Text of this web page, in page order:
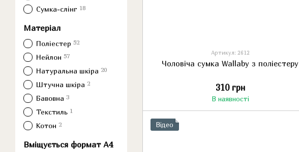
Артикул: 2612
Чоловіча сумка Wallaby з поліестеру
310 грн
В наявності
Відео
Сумка-слінг 18
Матеріал
Поліестер 52
Нейлон 57
Натуральна шкіра 20
Штучна шкіра 2
Бавовна 3
Текстиль 1
Котон 2
Вміщується формат А4